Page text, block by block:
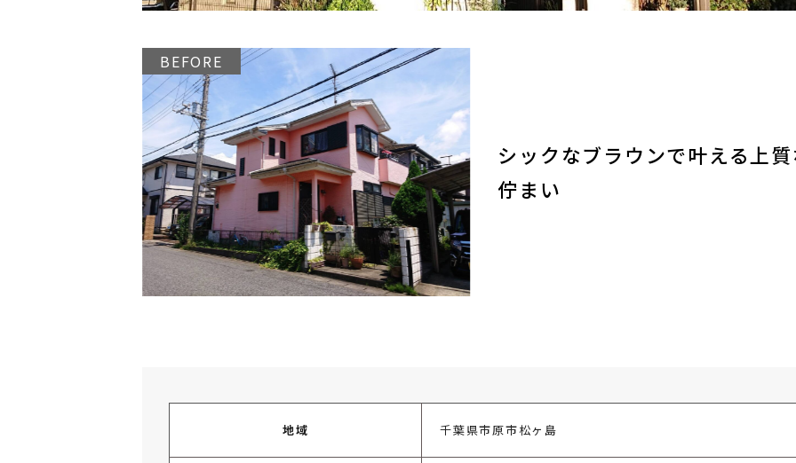
シックなブラウンで叶える上
佇まい
地域 千葉県市原市松ヶ島